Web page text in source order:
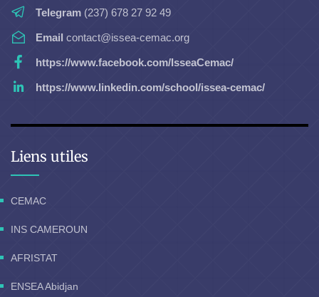
Telegram (237) 678 27 92 49
Email contact@issea-cemac.org
https://www.facebook.com/IsseaCemac/
https://www.linkedin.com/school/issea-cemac/
Liens utiles
CEMAC
INS CAMEROUN
AFRISTAT
ENSEA Abidjan